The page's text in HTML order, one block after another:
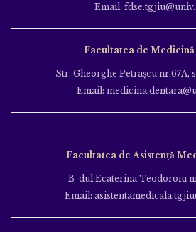
Email:
Facultatea de Medicină
Str. Gheorghe Petraşcu nr.67A,
Email:
Facultatea de Asistență
B-dul Ecaterina Teodoroiu
Email: